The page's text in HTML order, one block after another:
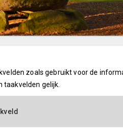
zoals gebruikt voor de
taakvelden gelijk.